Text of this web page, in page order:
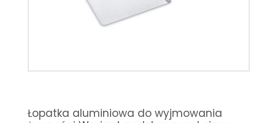
Łopatka aluminiowa do wyjmowania